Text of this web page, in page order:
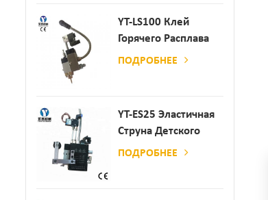
YT-LS100 Клей
Горячего Расплава
Клея
ПОДРОБНЕЕ
YT-ES25 Эластичная
Струна Детского
Пеленки
ПОДРОБНЕЕ